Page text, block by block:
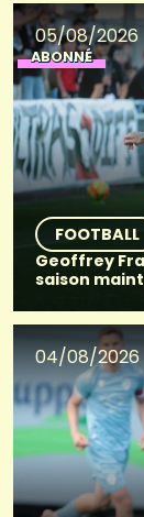
05/08/2026
ABONNÉ
FOOTBALL
Geoffrey
saison
04/08/2026